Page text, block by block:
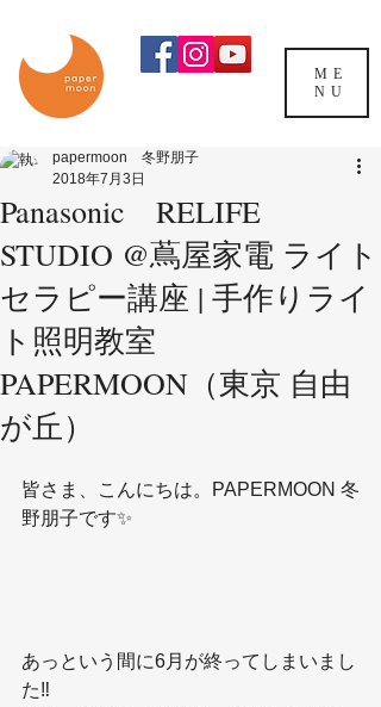
ME
NU
Panasonic RELIFE
STUDIO @蔦屋家電 ライト
セラピー講座 | 手作りライ
ト照明教室
PAPERMOON（東京 自由
が丘）
papermoon 冬野朋子
2018年7月3日
皆さま、こんにちは。PAPERMOON 冬
野朋子です✨
あっという間に6月が終ってしまいまし
た‼️